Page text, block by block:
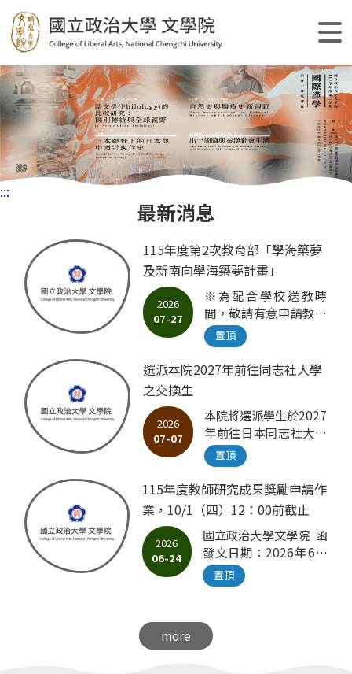
跳
到
主
要
內
容
區
塊
:::
最新消息
115年度第2次教育部「學海築夢
及新南向學海築夢計畫」
2026
07-27
※為配合學校送教時
間，敬請有意申請教師
於115年8月10日
（一）前送教計畫書紙
本＆電子檔至本院，以
利討論推薦排序。 計畫
文） （一）由本校專任
教師擔任計畫主持人，
並向所屬學院提出申請
意向。 （二）115年8
月24日前，由各學院將
彙整核章後之學院推薦
表及計畫書紙本，併同
電子檔送交本處。 1.
「學海築夢計畫」各學
院至多可提報3案，倘
欲推薦2案以上學海築
務必予以排序，並簡要
敘明理由。 2.「新南向
置頂
選派本院2027年前往同志社大學
之交換生
2026
07-07
本院將選派學生於2027
年前往日本同志社大學
進行交換 名 額：一年一
名或每半年一名 申請對
象：本院學生（交換期
間需為註冊狀態） 即日
起受理報名，報名表請
於2026年8月3日
（一）12:00以前送至
文學院辦公室 報名表及
日本同志社大學提供之
置頂
115年度教師研究成果獎勵申請作
業，10/1（四）12：00前截止
2026
06-24
國立政治大學文學院 函
發文日期：2026年6月
24日 主 旨：本院即日
起開始受理115年度教
業，有意申請者請依說
明辦理，請 查照。 說
置頂
more